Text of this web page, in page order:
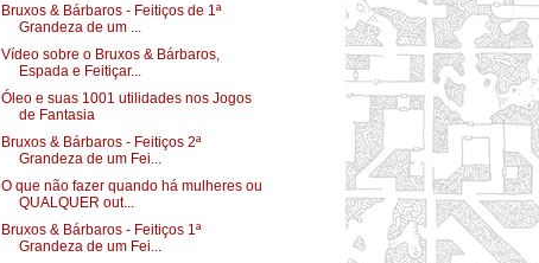
Bruxos & Bárbaros - Feitiços de 1ª
Grandeza de um ...
Vídeo sobre o Bruxos & Bárbaros,
Espada e Feitiçar...
Óleo e suas 1001 utilidades nos Jogos
de Fantasia
Bruxos & Bárbaros - Feitiços 2ª
Grandeza de um Fei...
O que não fazer quando há mulheres ou
QUALQUER out...
Bruxos & Bárbaros - Feitiços 1ª
Grandeza de um Fei...